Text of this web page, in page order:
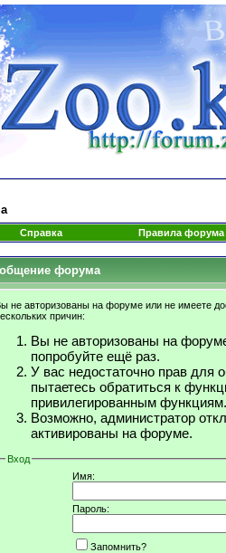
Справка Правила форума
форума
не авторизованы на форуме или не имеете
причин:
Вы не авторизованы на
попробуйте ещё раз.
У вас недостаточно прав для
пытаетесь обратиться к
привилегированным функциям.
Возможно, администратор
активированы на форуме.
Вход
Имя:
Пароль:
Запомнить?